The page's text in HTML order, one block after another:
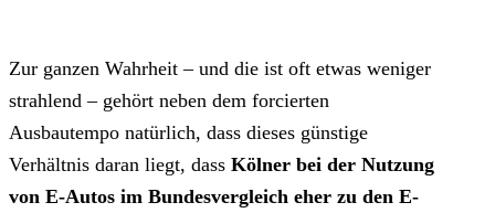
Zur ganzen Wahrheit – und die ist oft etwas weniger
strahlend – gehört neben dem forcierten
Ausbautempo natürlich, dass dieses günstige
Verhältnis daran liegt, dass Kölner bei der Nutzung
von E-Autos im Bundesvergleich eher zu den E-